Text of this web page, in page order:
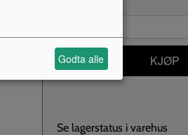
KJØP
Se lagerstatus i varehus
Godta alle